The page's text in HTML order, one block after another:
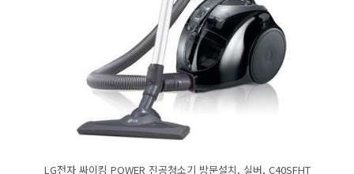
LG전자 싸이킹 POWER 진공청소기 방문설치, 실버, C40SFHT